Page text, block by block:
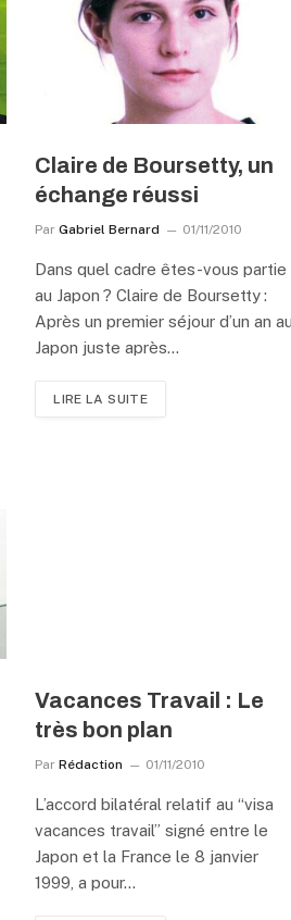
Claire de Boursetty, un
échange réussi
Par Gabriel Bernard 01/11/2010
Dans quel cadre êtes-vous partie
au Japon ? Claire de Boursetty :
Après un premier séjour d’un an au
Japon juste après…
LIRE LA SUITE
Vacances Travail : Le
très bon plan
Par Rédaction 01/11/2010
L’accord bilatéral relatif au “visa
vacances travail” signé entre le
Japon et la France le 8 janvier
1999, a pour…